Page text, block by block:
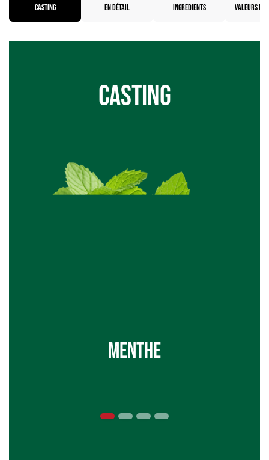
CASTING EN DÉTAIL INGREDIENTS VALEURS
Casting
Menthe